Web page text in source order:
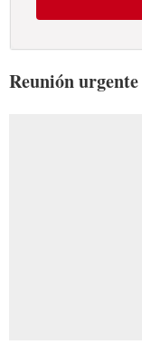
Reunión urgente